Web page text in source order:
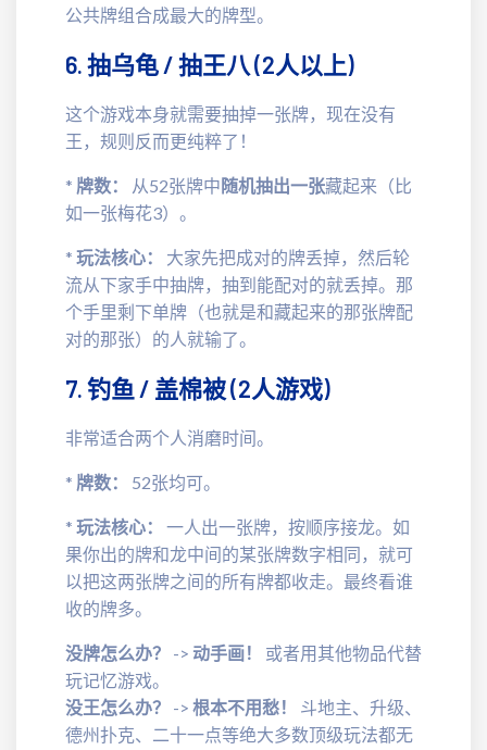
公共牌组合成最大的牌型。
6. 抽乌龟 / 抽王八 (2人以上)
这个游戏本身就需要抽掉一张牌，现在没有
王，规则反而更纯粹了！
* 牌数： 从52张牌中 随机抽出一张藏起来（比
如一张梅花3）。
* 玩法核心：
大家先把成对的牌丢掉，然后轮
流从下家手中抽牌，抽到能配对的就丢掉。那
个手里剩下单牌（也就是和藏起来的那张牌配
对的那张）的人就输了。
7. 钓鱼 / 盖棉被 (2人游戏)
非常适合两个人消磨时间。
* 牌数： 52张均可。
* 玩法核心：
一人出一张牌，按顺序接龙。如
果你出的牌和龙中间的某张牌数字相同，就可
以把这两张牌之间的所有牌都收走。最终看谁
收的牌多。
没牌怎么办？ -> 动手画！
或者用其他物品代替
玩记忆游戏。
没王怎么办？
-> 根本不用愁！
斗地主、升级、
德州扑克、二十一点等绝大多数顶级玩法都无